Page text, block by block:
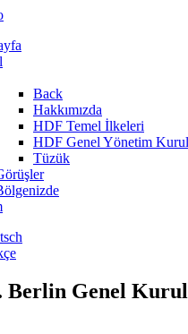
Back
Hakkımızda
HDF Temel İlkeleri
HDF Genel Yönetim
Tüzük
Berlin Genel